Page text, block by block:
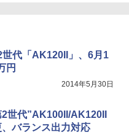
代「AK120II」、6月1
円
2014年5月30日
世代”AK100II/AK120II
バランス出力対応